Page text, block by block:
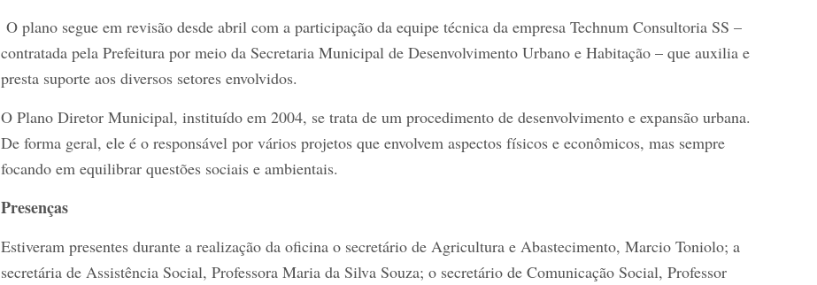
O plano segue em revisão desde abril com a participação da equipe técnica da empresa Technum Consultoria SS –
contratada pela Prefeitura por meio da Secretaria Municipal de Desenvolvimento Urbano e Habitação – que auxilia e
presta suporte aos diversos setores envolvidos.
O Plano Diretor Municipal, instituído em 2004, se trata de um procedimento de desenvolvimento e expansão urbana.
De forma geral, ele é o responsável por vários projetos que envolvem aspectos físicos e econômicos, mas sempre
focando em equilibrar questões sociais e ambientais.
Presenças
Estiveram presentes durante a realização da oficina o secretário de Agricultura e Abastecimento, Marcio Toniolo; a
secretária de Assistência Social, Professora Maria da Silva Souza; o secretário de Comunicação Social, Professor